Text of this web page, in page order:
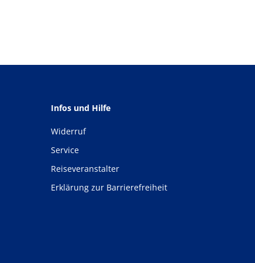
Infos und Hilfe
Widerruf
Service
Reiseveranstalter
Erklärung zur Barrierefreiheit